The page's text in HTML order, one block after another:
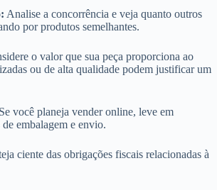
Analise a concorrência e veja quanto outros
por produtos semelhantes.
o valor que sua peça proporciona ao
ou de alta qualidade podem justificar um
Se você planeja vender online, leve em
embalagem e envio.
ciente das obrigações fiscais relacionadas à